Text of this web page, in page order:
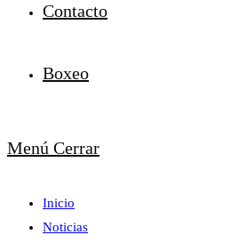
Contacto
Boxeo
Menú Cerrar
Inicio
Noticias